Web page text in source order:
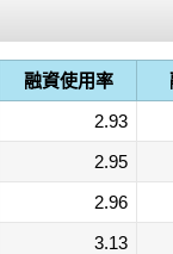
融資使用率
2.93
2.95
2.96
3.13